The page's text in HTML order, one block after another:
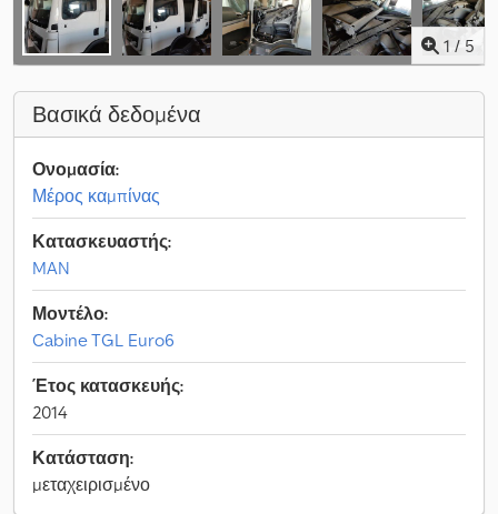
1 / 5
Βασικά δεδομένα
Ονομασία:
Μέρος καμπίνας
Κατασκευαστής:
MAN
Μοντέλο:
Cabine TGL Euro6
Έτος κατασκευής:
2014
Κατάσταση:
μεταχειρισμένο